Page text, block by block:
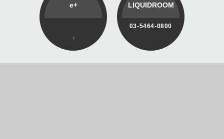
e+ LIQUIDROOM
03-5464-0800